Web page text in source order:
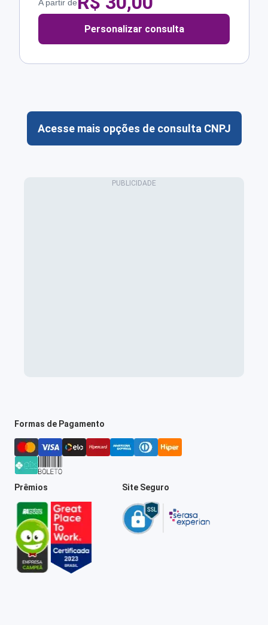
A partir de
Personalizar consulta
Acesse mais opções de consulta CNPJ
Formas de Pagamento
Prêmios Site Seguro